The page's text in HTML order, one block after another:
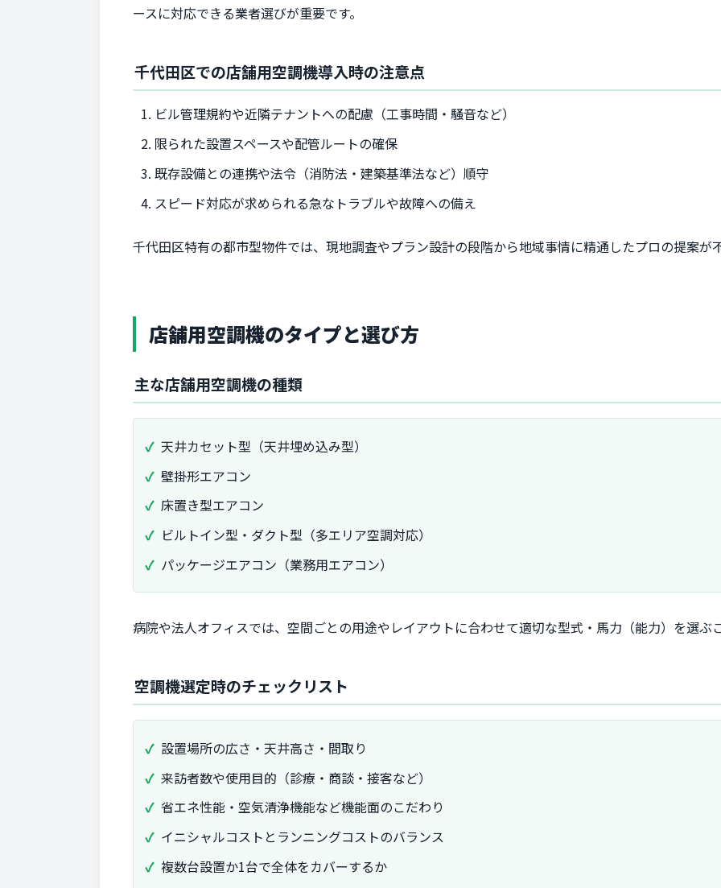
ースに対応できる業者選びが重要です。
千代田区での店舗用空調機導入時の注意点
ビル管理規約や近隣テナントへの配慮（工事時間・騒音など）
限られた設置スペースや配管ルートの確保
既存設備との連携や法令（消防法・建築基準法など）順守
スピード対応が求められる急なトラブルや故障への備え
千代田区特有の都市型物件では、現地調査やプラン設計の段階から地域事情に精通したプロの提案が不
店舗用空調機のタイプと選び方
主な店舗用空調機の種類
天井カセット型（天井埋め込み型）
壁掛形エアコン
床置き型エアコン
ビルトイン型・ダクト型（多エリア空調対応）
パッケージエアコン（業務用エアコン）
病院や法人オフィスでは、空間ごとの用途やレイアウトに合わせて適切な型式・馬力（能力）を選ぶ
空調機選定時のチェックリスト
設置場所の広さ・天井高さ・間取り
来訪者数や使用目的（診療・商談・接客など）
省エネ性能・空気清浄機能など機能面のこだわり
イニシャルコストとランニングコストのバランス
複数台設置か1台で全体をカバーするか